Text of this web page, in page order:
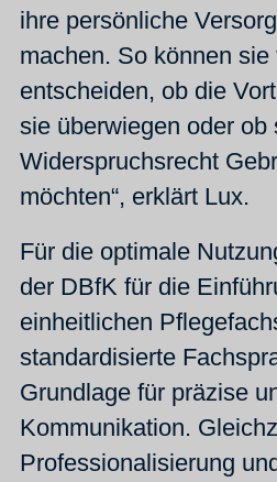
ihre persönliche
machen. So können sie
entscheiden, ob die
sie überwiegen oder ob
Widerspruchsrecht
möchten“, erklärt Lux.
Für die optimale
der DBfK für die
einheitlichen
standardisierte
Grundlage für präzise
Kommunikation.
Professionalisierung